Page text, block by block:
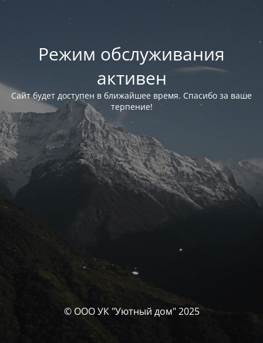
Режим обслуживания
активен
Сайт будет доступен в ближайшее время. Спасибо за ваше
терпение!
© ООО УК "Уютный дом" 2025